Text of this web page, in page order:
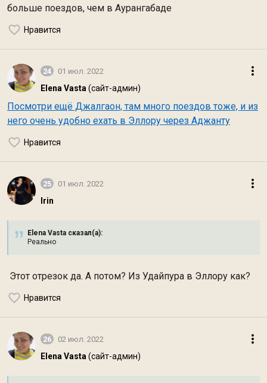
больше поездов, чем в Аурангабаде
Нравится
24 01 июл. 2022
Elena Vasta (сайт-админ)
Посмотри ещё Джалгаон, там много поездов тоже, и из
него очень удобно ехать в Эллору через Аджанту
Нравится
25 01 июл. 2022
Irin
Elena Vasta сказал(а):
Реально
Этот отрезок да. А потом? Из Удайпура в Эллору как?
Нравится
26 02 июл. 2022
Elena Vasta (сайт-админ)